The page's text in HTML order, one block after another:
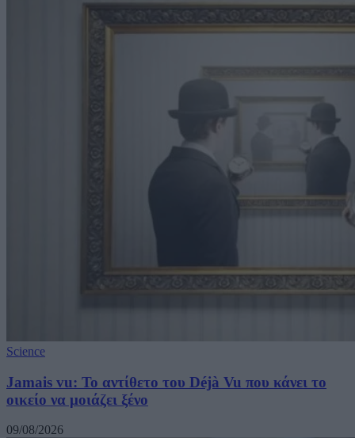
Science
Jamais vu: Το αντίθετο του Déjà Vu που κάνει το
οικείο να μοιάζει ξένο
09/08/2026